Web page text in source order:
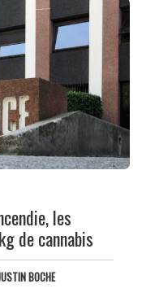
les
de cannabis
BOCHE